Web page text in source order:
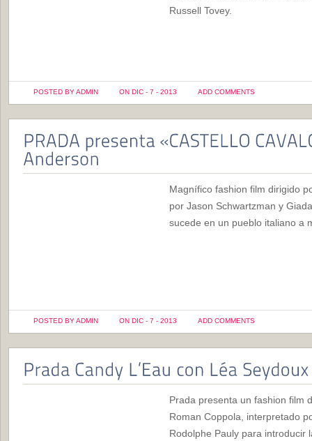
Russell Tovey.
POSTED BY ADMIN ON DIC - 7 - 2013 ADD COMMENTS
Magnífico fashion film dirigido
por Jason Schwartzman y
sucede en un pueblo italiano a
POSTED BY ADMIN ON DIC - 7 - 2013 ADD COMMENTS
Prada presenta un fashion film
Roman Coppola, interpretado
Rodolphe Pauly para introducir